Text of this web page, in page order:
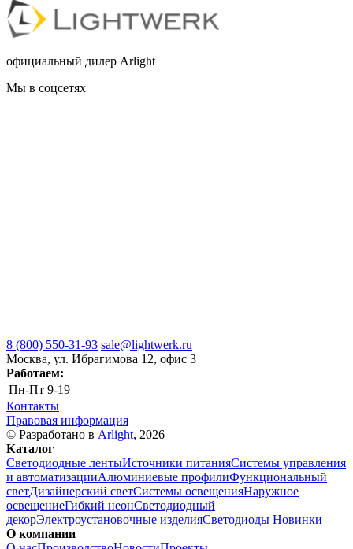
официальный дилер Arlight
Мы в соцсетях
8 (800) 550-31-93 sale@lightwerk.ru
Москва, ул. Ибрагимова 12, офис 3
Работаем:
Пн-Пт 9-19
Контакты
Правовая информация
© Разработано в Arlight, 2026
Каталог
Светодиодные лентыИсточники питанияСистемы управления
и автоматизацииАлюминиевые профилиФункциональный
светДизайнерский светСистемы освещенияНаружное
освещениеГибкий неонСветодиодный
декорЭлектроустановочные изделияСветодиоды Новинки
О компании